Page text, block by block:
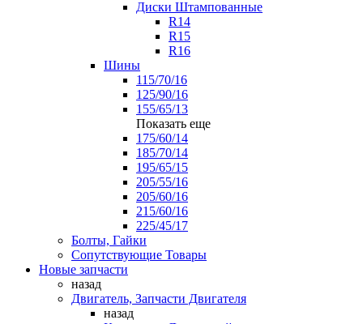
Диски Штампованные
R14
R15
R16
Шины
115/70/16
125/90/16
155/65/13
Показать еще
175/60/14
185/70/14
195/65/15
205/55/16
205/60/16
215/60/16
225/45/17
Болты, Гайки
Сопутствующие Товары
Новые запчасти
назад
Двигатель, Запчасти Двигателя
назад